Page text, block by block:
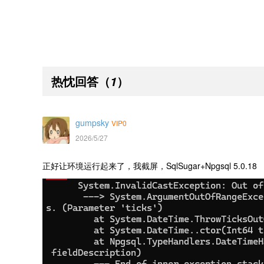
热忱回答 （1）
gumpsky VIP0
2026/5/27
正好让环境运行起来了，我截屏，SqlSugar+Npgsql 5.0.18